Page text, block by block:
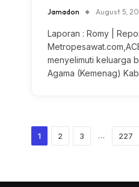
Jamadon August 5,
Laporan : Romy |
menyelimuti keluarga
Agama (Kemenag)
1 2 3 … 227